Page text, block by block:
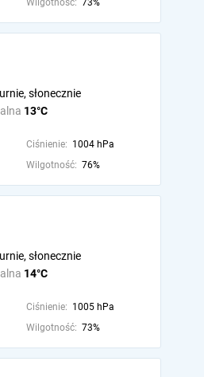
Wilgotność: 73%
13°C
słonecznie
Ciśnienie: 1004 hPa
Wilgotność: 76%
14°C
słonecznie
Ciśnienie: 1005 hPa
Wilgotność: 73%